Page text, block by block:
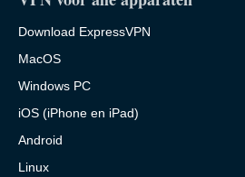
Download ExpressVPN
MacOS
Windows PC
iOS (iPhone en iPad)
Android
Linux